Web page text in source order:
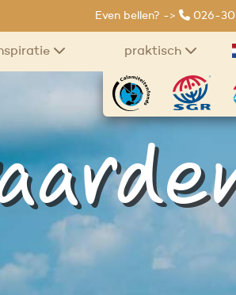
Even bellen? -> 026-
praktisch